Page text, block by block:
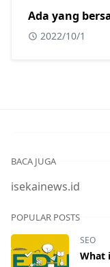
Ada yang
2022/10/1
BACA JUGA
isekainews.id
POPULAR POSTS
SEO
What